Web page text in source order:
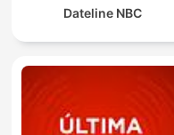
Dateline NBC